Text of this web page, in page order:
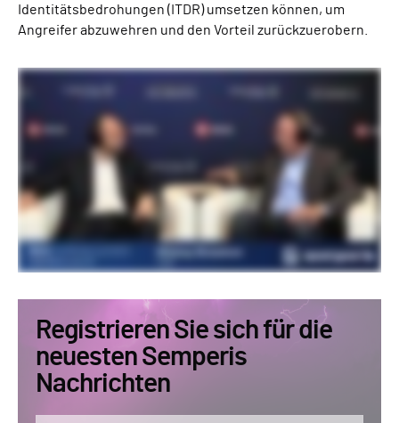
Identitätsbedrohungen (ITDR) umsetzen können, um
Angreifer abzuwehren und den Vorteil zurückzuerobern.
Registrieren Sie sich für die
neuesten Semperis
Nachrichten